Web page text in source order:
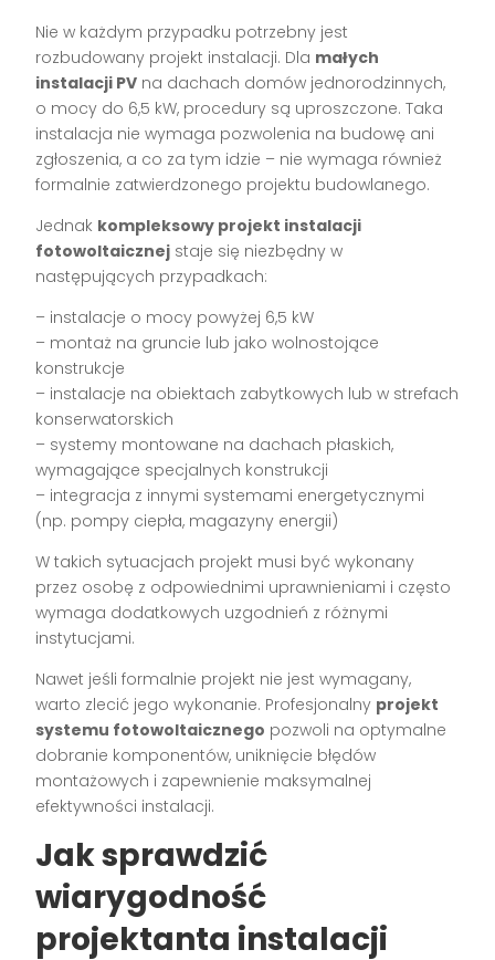
Nie w każdym przypadku potrzebny jest
rozbudowany projekt instalacji. Dla małych
instalacji PV na dachach domów jednorodzinnych,
o mocy do 6,5 kW, procedury są uproszczone. Taka
instalacja nie wymaga pozwolenia na budowę ani
zgłoszenia, a co za tym idzie – nie wymaga również
formalnie zatwierdzonego projektu budowlanego.
Jednak kompleksowy projekt instalacji
fotowoltaicznej staje się niezbędny w
następujących przypadkach:
– instalacje o mocy powyżej 6,5 kW
– montaż na gruncie lub jako wolnostojące
konstrukcje
– instalacje na obiektach zabytkowych lub w strefach
konserwatorskich
– systemy montowane na dachach płaskich,
wymagające specjalnych konstrukcji
– integracja z innymi systemami energetycznymi
(np. pompy ciepła, magazyny energii)
W takich sytuacjach projekt musi być wykonany
przez osobę z odpowiednimi uprawnieniami i często
wymaga dodatkowych uzgodnień z różnymi
instytucjami.
Nawet jeśli formalnie projekt nie jest wymagany,
warto zlecić jego wykonanie. Profesjonalny projekt
systemu fotowoltaicznego pozwoli na optymalne
dobranie komponentów, uniknięcie błędów
montażowych i zapewnienie maksymalnej
efektywności instalacji.
Jak sprawdzić
wiarygodność
projektanta instalacji